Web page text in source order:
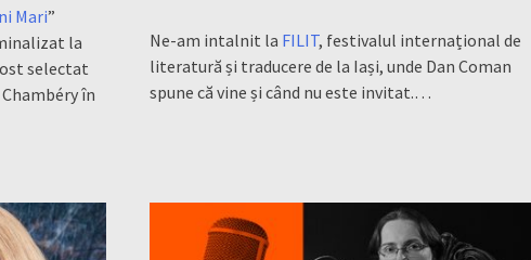
Mari”
la
selectat
în
Ne-am intalnit la FILIT, festivalul internațional de
literatură și traducere de la Iași, unde Dan Coman
spune că vine și când nu este invitat.…